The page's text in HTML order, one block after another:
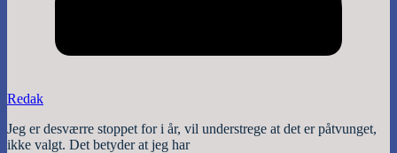
Redak
Jeg er desværre stoppet for i år, vil understrege at det er påtvunget,
ikke valgt. Det betyder at jeg har